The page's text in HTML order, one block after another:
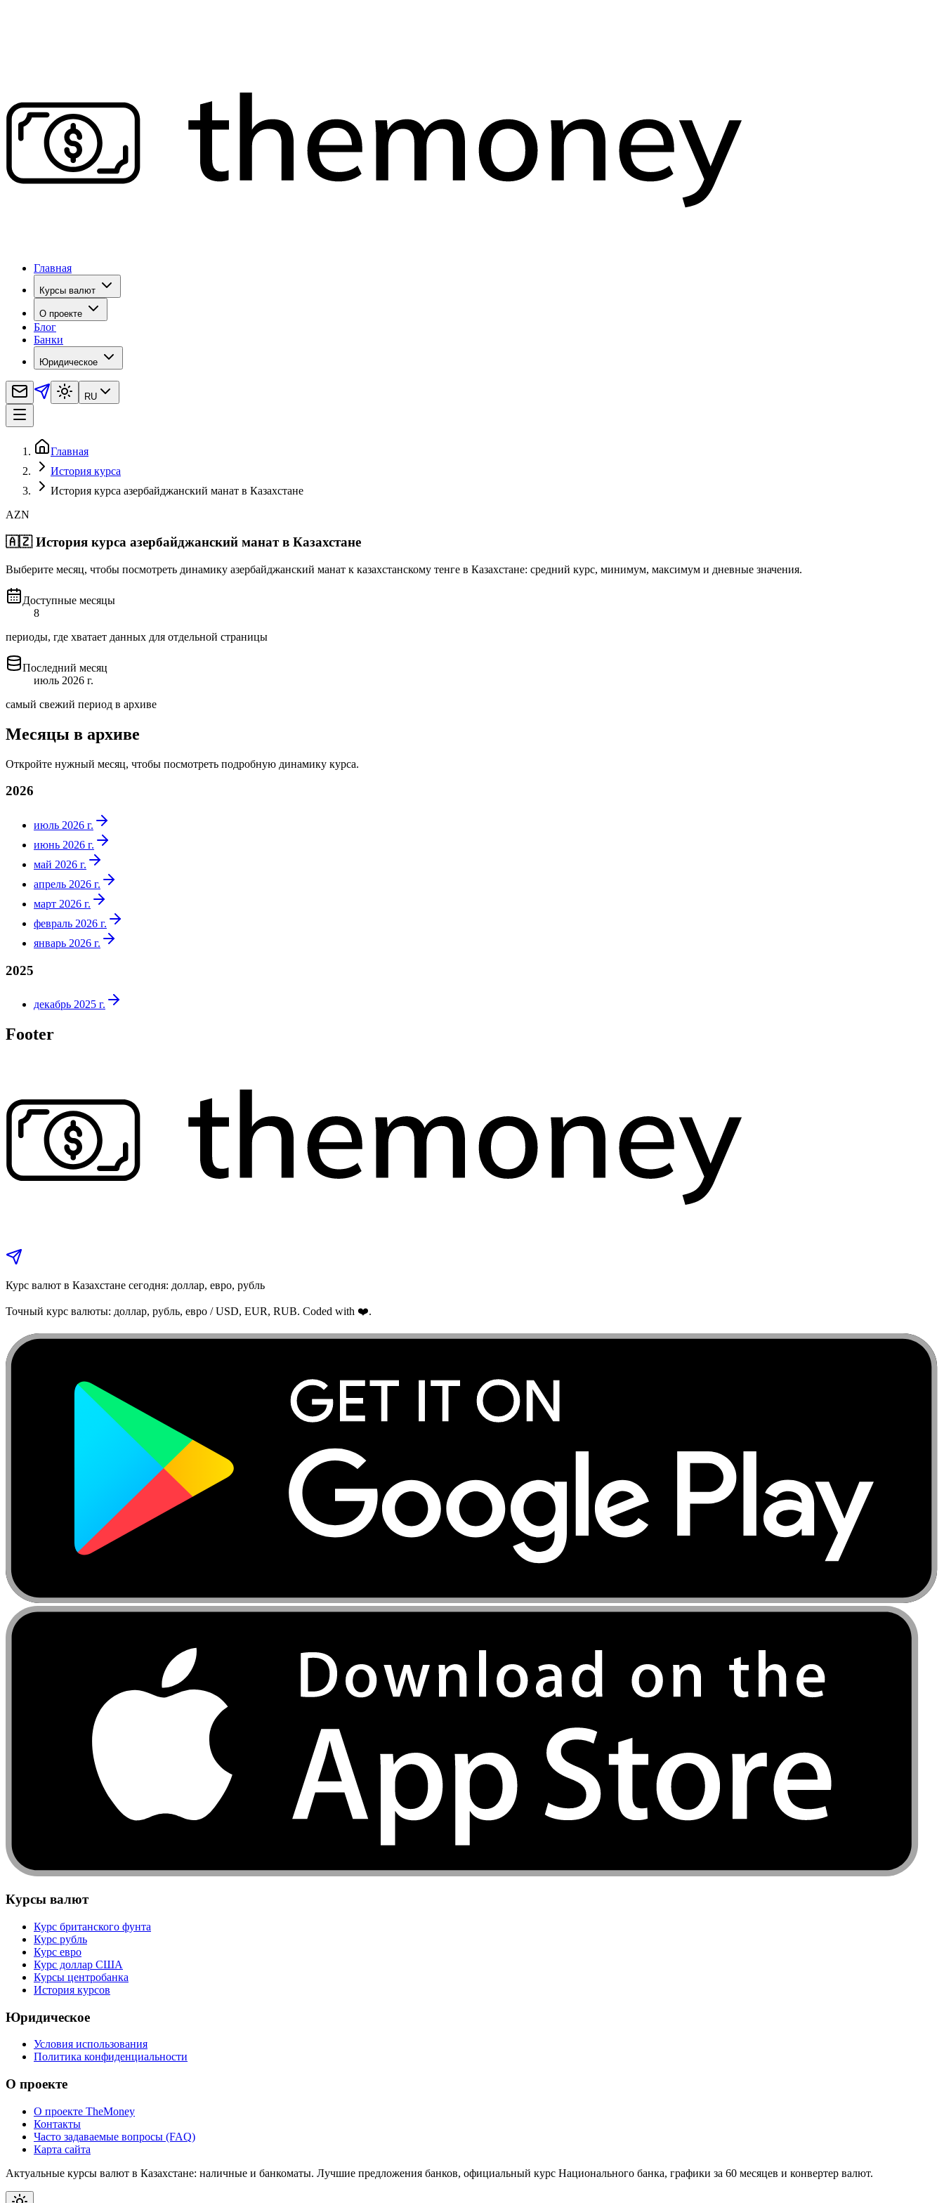
Главная
Курсы валют
О проекте
Блог
Банки
Юридическое
RU
Главная
История курса
История курса азербайджанский манат в Казахстане
AZN
🇦🇿 История курса азербайджанский манат в Казахстане
Выберите месяц, чтобы посмотреть динамику азербайджанский манат к казахстанскому тенге в Казахстане: средний курс, минимум, максимум и дневные значения.
Доступные месяцы
8
периоды, где хватает данных для отдельной страницы
Последний месяц
июль 2026 г.
самый свежий период в архиве
Месяцы в архиве
Откройте нужный месяц, чтобы посмотреть подробную динамику курса.
2026
июль 2026 г.
июнь 2026 г.
май 2026 г.
апрель 2026 г.
март 2026 г.
февраль 2026 г.
январь 2026 г.
2025
декабрь 2025 г.
Footer
Курс валют в Казахстане сегодня: доллар, евро, рубль
Точный курс валюты: доллар, рубль, евро / USD, EUR, RUB. Coded with ❤️.
Курсы валют
Курс британского фунта
Курс рубль
Курс евро
Курс доллар США
Курсы центробанка
История курсов
Юридическое
Условия использования
Политика конфиденциальности
О проекте
О проекте TheMoney
Контакты
Часто задаваемые вопросы (FAQ)
Карта сайта
Актуальные курсы валют в Казахстане: наличные и банкоматы. Лучшие предложения банков, официальный курс Национального банка, графики за 60 месяцев и конвертер валют.